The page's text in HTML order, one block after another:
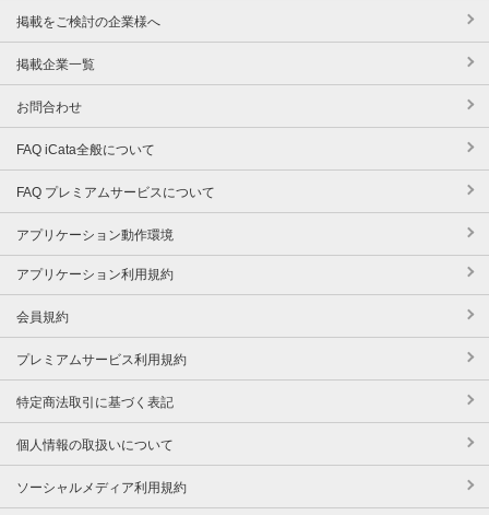
掲載をご検討の企業様へ
掲載企業一覧
お問合わせ
FAQ iCata全般について
FAQ プレミアムサービスについて
アプリケーション動作環境
アプリケーション利用規約
会員規約
プレミアムサービス利用規約
特定商法取引に基づく表記
個人情報の取扱いについて
ソーシャルメディア利用規約